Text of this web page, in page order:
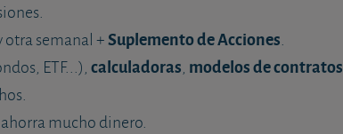
otra semanal +Suplemento de Acciones.
ETF...), calculadoras, modelos de contratos
mucho dinero.